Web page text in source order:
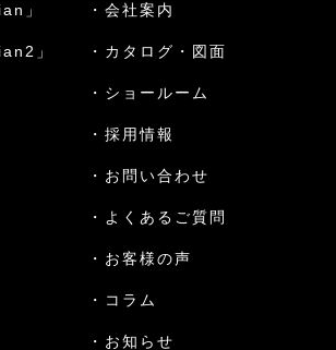
」
」
会社案内
カタログ・図面
ショールーム
採用情報
お問い合わせ
よくあるご質問
お客様の声
コラム
お知らせ